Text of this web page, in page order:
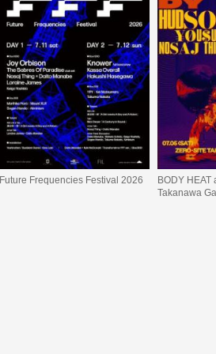
Future Frequencies Festival 2026
BODY HEAT
Takanawa